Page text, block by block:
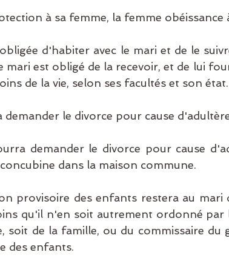
à sa femme, la femme obéissance
d'habiter avec le mari et de le
mari est obligé de la recevoir, et de lui
de la vie, selon ses facultés et son état.
le divorce pour cause
demander le divorce pour cause
dans la maison commune.
provisoire des enfants restera au mari
qu'il n'en soit autrement ordonné par
soit de la famille, ou du commissaire du
des enfants.